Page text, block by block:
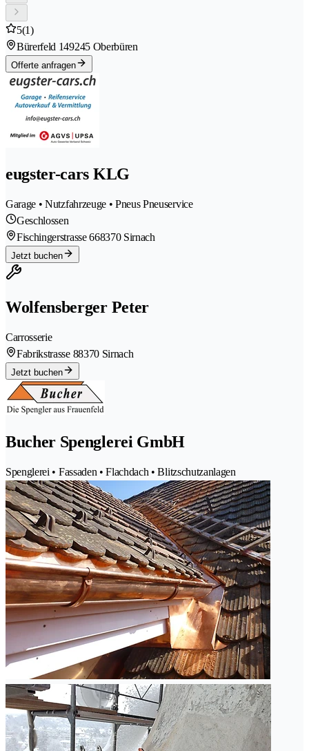
5(1)
Bürerfeld 149245 Oberbüren
Offerte anfragen
eugster-cars KLG
Garage • Nutzfahrzeuge • Pneus Pneuservice
Geschlossen
Fischingerstrasse 668370 Sirnach
Jetzt buchen
Wolfensberger Peter
Carrosserie
Fabrikstrasse 88370 Sirnach
Jetzt buchen
Bucher Spenglerei GmbH
Spenglerei • Fassaden • Flachdach • Blitzschutzanlagen